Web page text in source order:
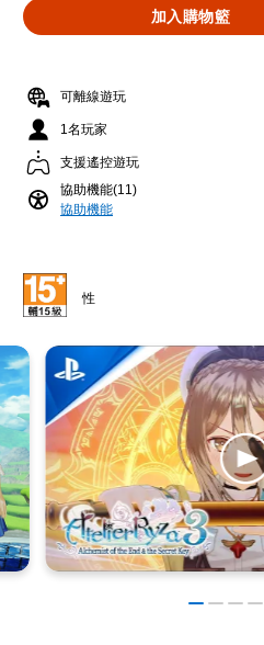
加入購物籃
可離線遊玩
1名玩家
支援遙控遊玩
協助機能(11)
協助機能
性